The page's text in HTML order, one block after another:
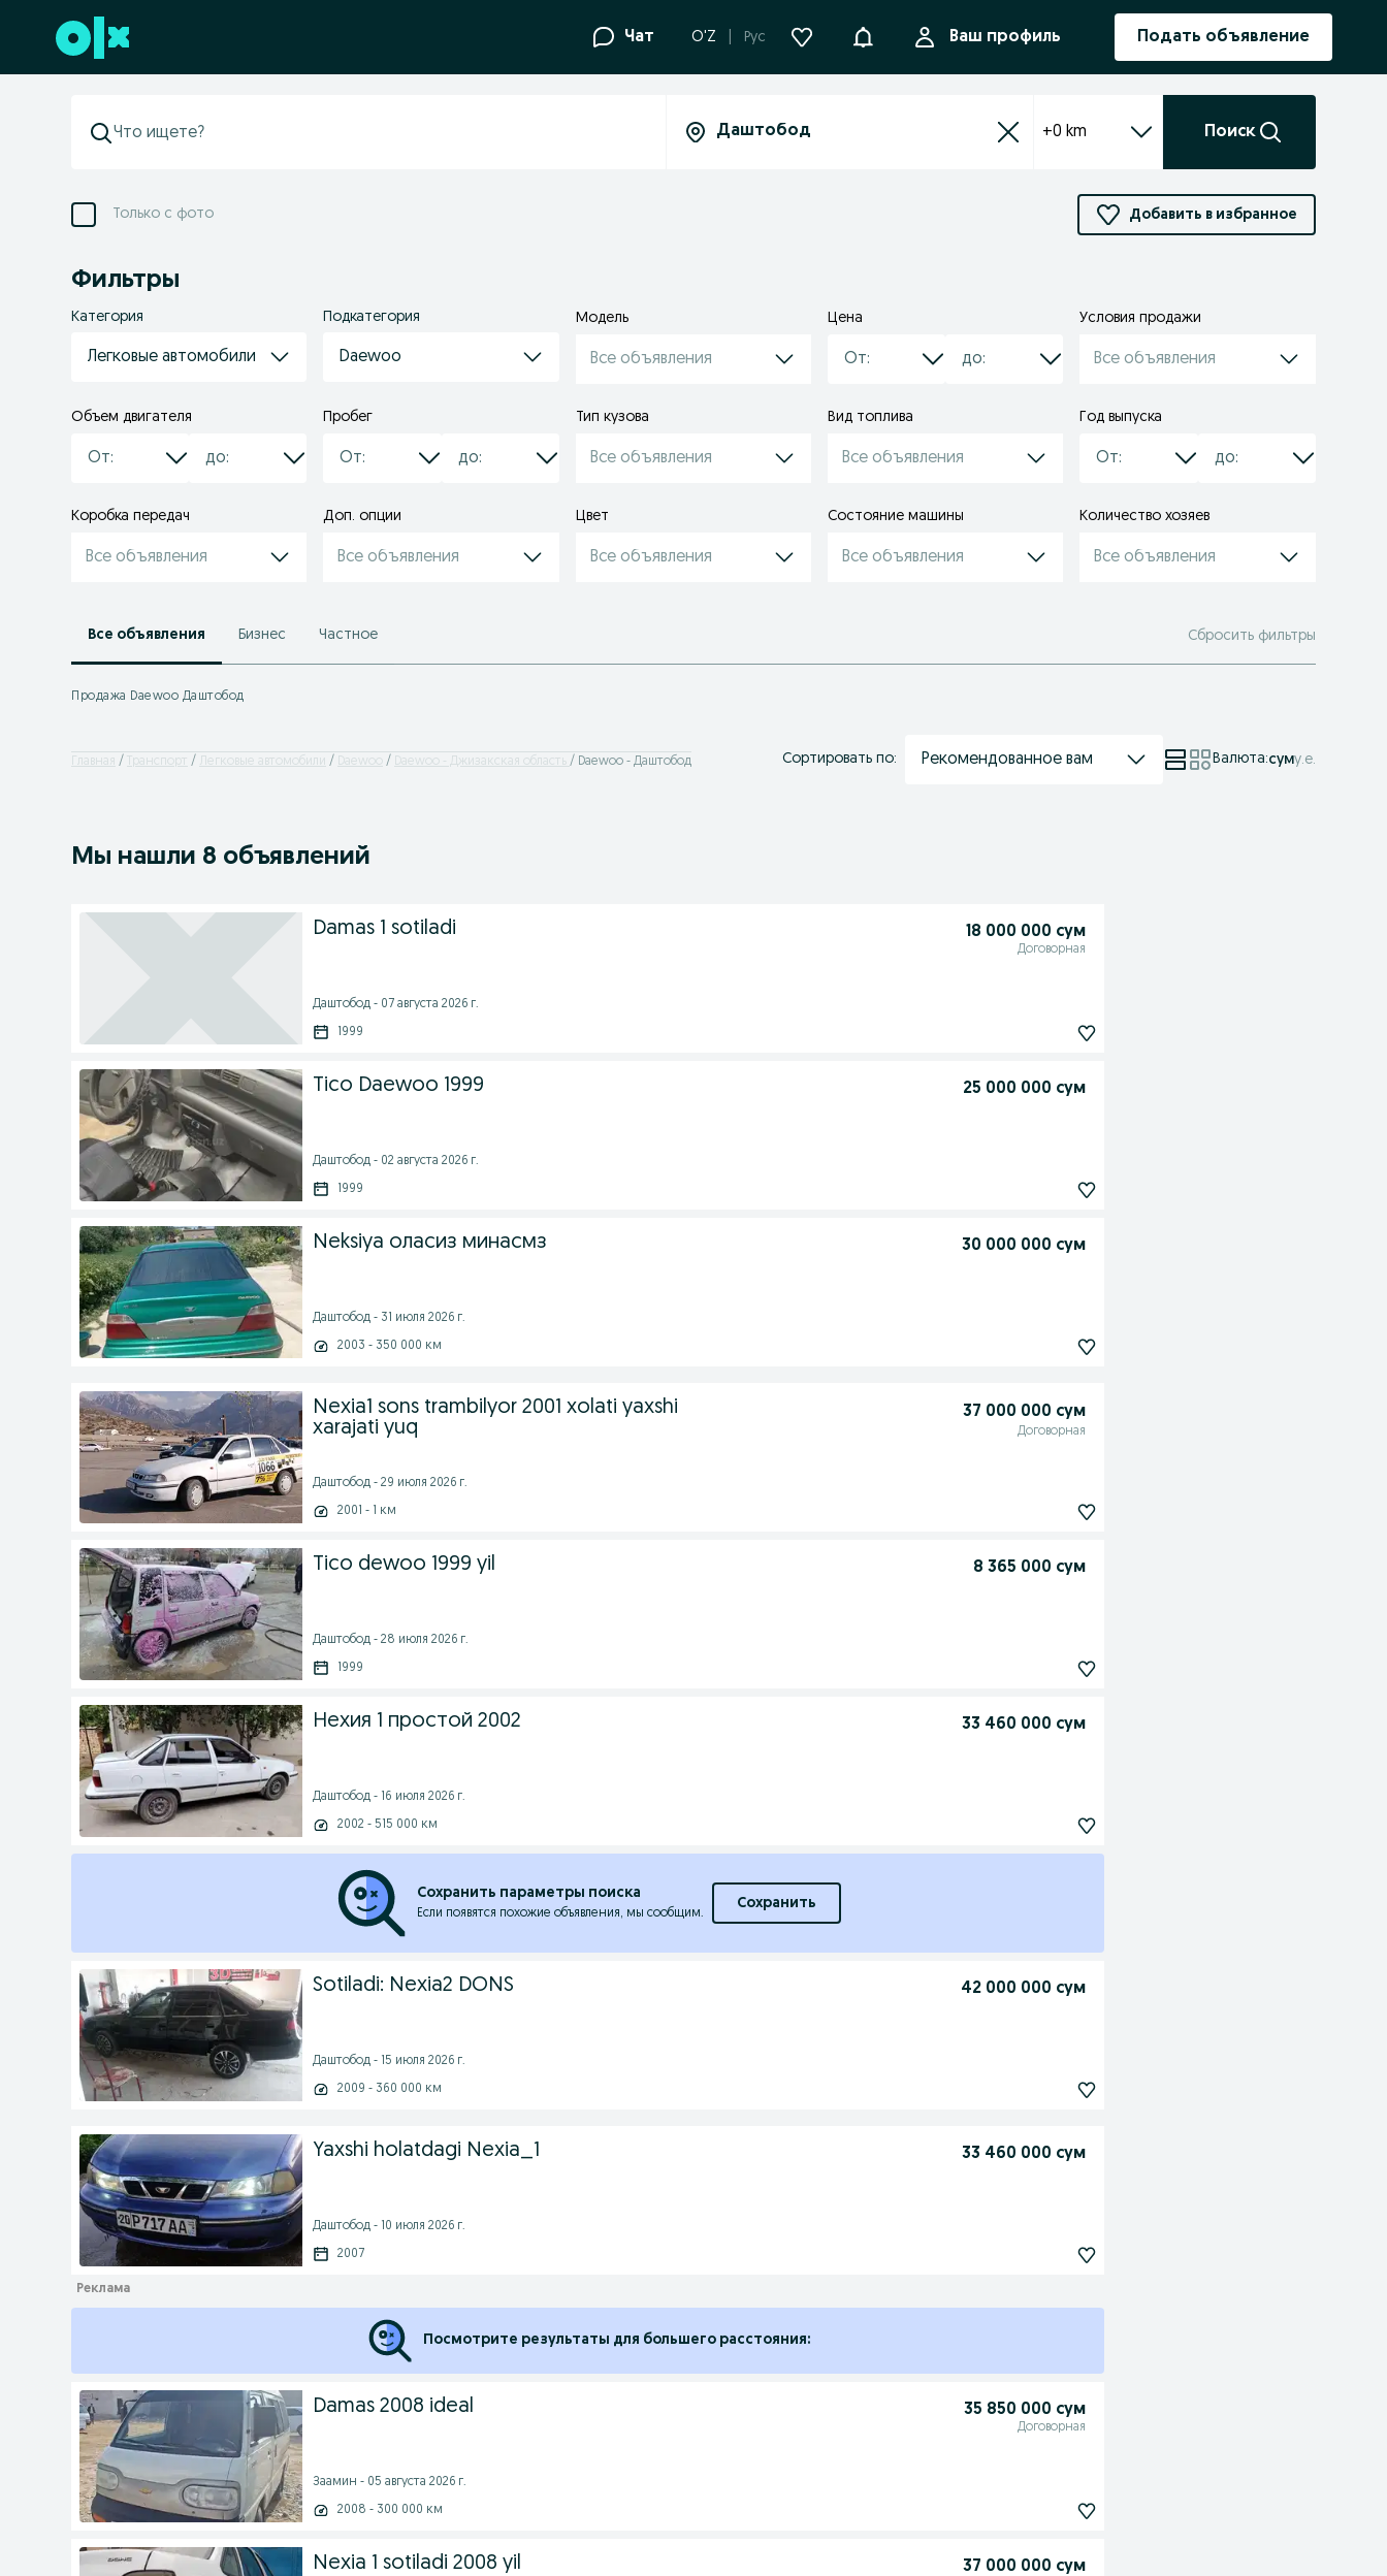
Перейти к нижнему колонтитулу Чат O'Z Рус УведомленияВаш профиль Подать объявление
+0 km Поиск
Только с фото Добавить в избранное
Фильтры
Категория
Легковые автомобили
Подкатегория
Daewoo
Модель
Все объявления
Цена Условия продажи
Все объявления
Объем двигателя Пробег Тип кузова
Все объявления
Вид топлива
Все объявления
Год выпуска
Коробка передач
Все объявления
Доп. опции
Все объявления
Цвет
Все объявления
Состояние машины
Все объявления
Количество хозяев
Все объявления
Все объявления Бизнес Частное Сбросить фильтры
Продажа Daewoo Даштобод
Главная Транспорт Легковые автомобили Daewoo Daewoo - Джизакская область Daewoo - Даштобод Сортировать по: Рекомендованное вам Валюта:суму.е.
Мы нашли 8 объявлений
Damas 1 sotiladi 18 000 000 сум
Договорная
Даштобод - 07 августа 2026 г.
1999
Tico Daewoo 1999 25 000 000 сум
Даштобод - 02 августа 2026 г.
1999
Neksiya оласиз минасмз 30 000 000 сум
Даштобод - 31 июля 2026 г.
2003 - 350 000 км
Nexia1 sons trambilyor 2001 xolati yaxshi
xarajati yuq
37 000 000 сум
Договорная
Даштобод - 29 июля 2026 г.
2001 - 1 км
Tico dewoo 1999 yil 8 365 000 сум
Даштобод - 28 июля 2026 г.
1999
Нехия 1 простой 2002 33 460 000 сум
Даштобод - 16 июля 2026 г.
2002 - 515 000 км
Сохранить параметры поиска
Если появятся похожие объявления, мы сообщим.
Сохранить
Sotiladi: Nexia2 DONS 42 000 000 сум
Даштобод - 15 июля 2026 г.
2009 - 360 000 км
Yaxshi holatdagi Nexia_1 33 460 000 сум
Даштобод - 10 июля 2026 г.
2007
Посмотрите результаты для большего расстояния:
Damas 2008 ideal 35 850 000 сум
Договорная
Заамин - 05 августа 2026 г.
2008 - 300 000 км
Nexia 1 sotiladi 2008 yil 37 000 000 сум